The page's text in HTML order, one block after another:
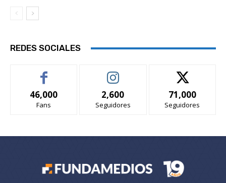
REDES SOCIALES
46,000
Fans
2,600
Seguidores
71,000
Seguidores